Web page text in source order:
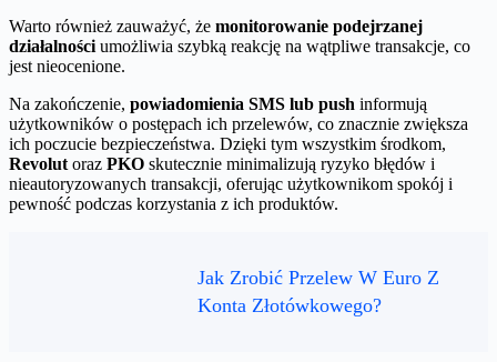
Warto również zauważyć, że monitorowanie podejrzanej
działalnościumożliwia szybką reakcję na wątpliwe transakcje, co
jest nieocenione.
Na zakończenie, powiadomienia SMS lub push informują
użytkowników o postępach ich przelewów, co znacznie zwiększa
ich poczucie bezpieczeństwa. Dzięki tym wszystkim środkom,
Revolutoraz PKO skutecznie minimalizują ryzyko błędów i
nieautoryzowanych transakcji, oferując użytkownikom spokój i
pewność podczas korzystania z ich produktów.
Jak Zrobić Przelew W Euro Z
Konta Złotówkowego?